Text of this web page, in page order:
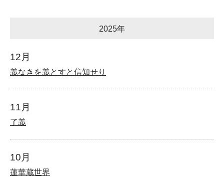
2025年
12月
義なきを義とすと信知せり
11月
了義
10月
蓮華蔵世界